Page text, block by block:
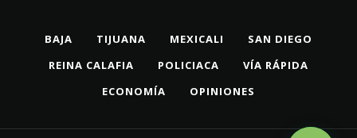
BAJA TIJUANA MEXICALI
SAN DIEGO
REINA CALAFIA
POLICIACA
VÍA RÁPIDA
ECONOMÍA
OPINIONES